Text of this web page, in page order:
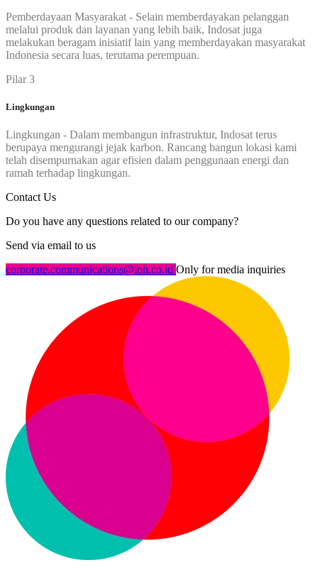
Pemberdayaan Masyarakat - Selain memberdayakan pelanggan
melalui produk dan layanan yang lebih baik, Indosat juga
melakukan beragam inisiatif lain yang memberdayakan masyarakat
Indonesia secara luas, terutama perempuan.
Pilar 3
Lingkungan
Lingkungan - Dalam membangun infrastruktur, Indosat terus
berupaya mengurangi jejak karbon. Rancang bangun lokasi kami
telah disempurnakan agar efisien dalam penggunaan energi dan
ramah terhadap lingkungan.
Contact Us
Do you have any questions related to our company?
Send via email to us
corporate.communications@ioh.co.id Only for media inquiries